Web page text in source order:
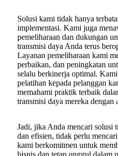
Solusi kami tidak hanya
implementasi. Kami juga
pemeliharaan dan dukungan
transmisi daya Anda terus
Layanan pemeliharaan kami
perbaikan, dan peningkatan
selalu berkinerja optimal.
pelatihan kepada pelanggan
memahami praktik terbaik
transmisi daya mereka dengan
Jadi, jika Anda mencari solusi
dan efisien, tidak perlu
kami berkomitmen untuk
bisnis dan tetap unggul dalam